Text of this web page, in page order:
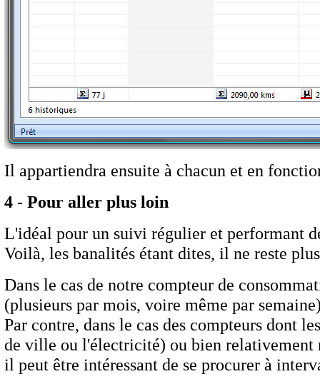
Il appartiendra ensuite à chacun et en
4 - Pour aller plus loin
L'idéal pour un suivi régulier et performant
Voilà, les banalités étant dites, il ne reste
Dans le cas de notre compteur de
(plusieurs par mois, voire même par
Par contre, dans le cas des compteurs dont
de ville ou l'électricité) ou bien relativement
il peut être intéressant de se procurer à